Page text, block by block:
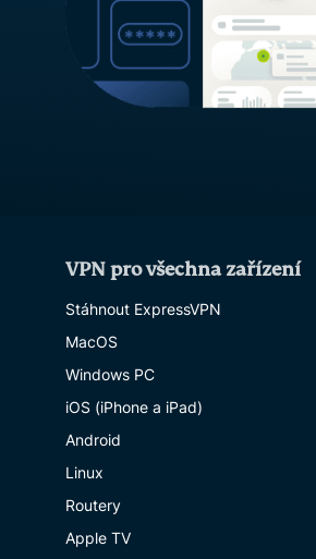
VPN pro všechna zařízení
Stáhnout ExpressVPN
MacOS
Windows PC
iOS (iPhone a iPad)
Android
Linux
Routery
Apple TV